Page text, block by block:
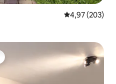
Évaluation
4,97 (203)
plus appréciés